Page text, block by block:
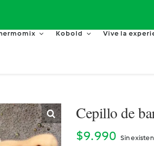
Kobold Vive la
Cepillo de
$9.990 Sin